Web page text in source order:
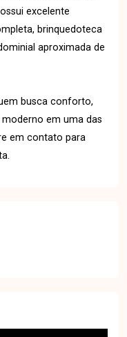
excelente
brinquedoteca
aproximada de
busca conforto,
em uma das
em contato para